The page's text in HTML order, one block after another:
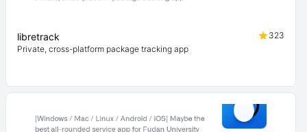
libretrack
323
Private, cross-platform package tracking app